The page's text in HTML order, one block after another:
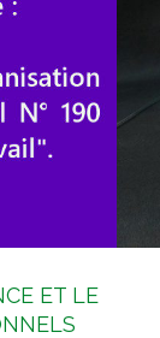
ET LE